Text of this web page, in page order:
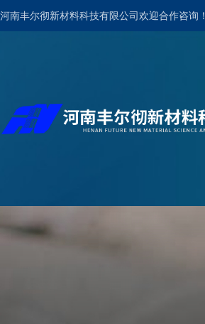
河南丰尔彻新材料科技有限公司欢迎合作咨询！